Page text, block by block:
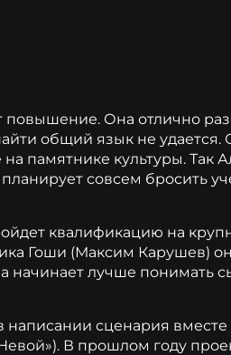
Она отлично
общий язык не удается.
памятнике культуры. Так
совсем бросить
квалификацию на
Гоши (Максим Карушев)
начинает лучше понимать
сценария
В прошлом году